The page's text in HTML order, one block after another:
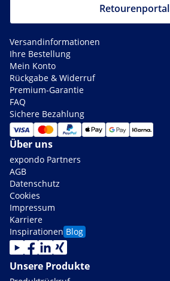
Retourenportal
Versandinformationen
Ihre Bestellung
Mein Konto
Rückgabe & Widerruf
Premium-Garantie
FAQ
Sichere Bezahlung
Über uns
expondo Partners
AGB
Datenschutz
Cookies
Impressum
Karriere
Inspirationen Blog
Unsere Produkte